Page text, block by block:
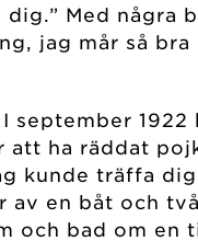
Med några
jag mår så
1922
ha räddat
kunde träffa
en båt och
och bad om en